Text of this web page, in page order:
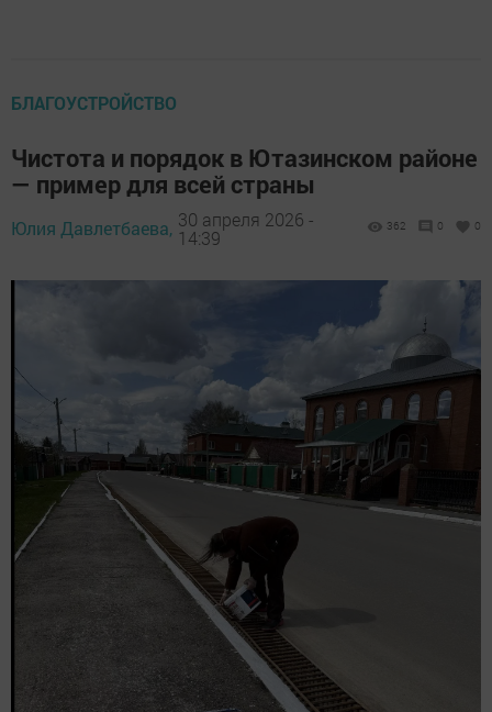
БЛАГОУСТРОЙСТВО
Чистота и порядок в Ютазинском районе
— пример для всей страны
Юлия Давлетбаева, 30 апреля 2026 -
14:39
362 0 0